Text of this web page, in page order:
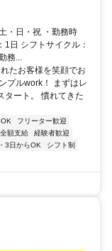
マイカー（車・バイ
・日・祝 ・勤務時
日 シフトサイクル：
務...
たお客様を笑顔でお
プルwork！ まずはレ
タート。 慣れてきた
フリーター歓迎
額支給
経験者歓迎
3日からOK
シフト制